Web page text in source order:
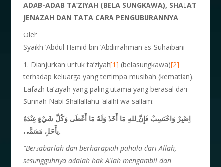
ADAB-ADAB TA’ZIYAH (BELA SUNGKAWA), SHALAT
JENAZAH DAN TATA CARA PENGUBURANNYA
Oleh
Syaikh ‘Abdul Hamid bin ‘Abdirrahman as-Suhaibani
1. Dianjurkan untuk ta’ziyah[1] (belasungkawa)[2]
terhadap keluarga yang tertimpa musibah (kematian).
Lafazh ta’ziyah yang paling utama yang berasal dari
Sunnah Nabi Shallallahu ‘alaihi wa sallam:
اِصْبِرْ وَاحْتَسِبْ فَإِنَّ ِللهِ مَا أَخَذَ وَلَهُ مَا أَعْطَى وَكُلَّ شَيْءٍ عِنْدَهُ
بِأَجَلٍ مَسَمًّى.
“Bersabarlah dan berharaplah pahala dari Allah,
sesungguhnya adalah hak Allah mengambil dan